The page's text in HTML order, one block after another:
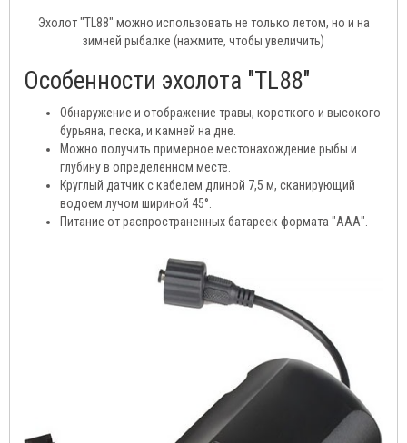
Эхолот "TL88" можно использовать не только летом, но и на
зимней рыбалке (нажмите, чтобы увеличить)
Особенности эхолота "TL88"
Обнаружение и отображение травы, короткого и высокого
бурьяна, песка, и камней на дне.
Можно получить примерное местонахождение рыбы и
глубину в определенном месте.
Круглый датчик с кабелем длиной 7,5 м, сканирующий
водоем лучом шириной 45°
Питание от распространенных батареек формата "ААА".